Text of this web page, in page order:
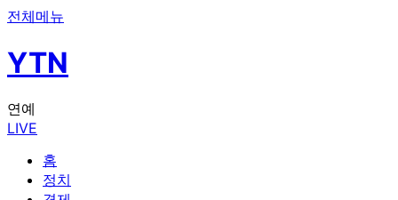
전체메뉴
YTN
연예
LIVE
홈
정치